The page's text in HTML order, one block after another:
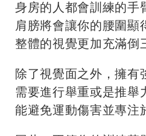
身房的人都會訓練的手
肩膀將會讓你的腰圍顯
整體的視覺更加充滿倒
除了視覺面之外，擁有
需要進行舉重或是推舉
能避免運動傷害並專注